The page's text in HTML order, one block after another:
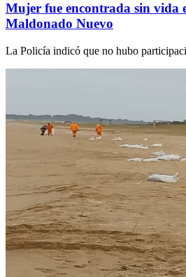
Mujer fue encontrada sin vida
Maldonado Nuevo
La Policía indicó que no hubo